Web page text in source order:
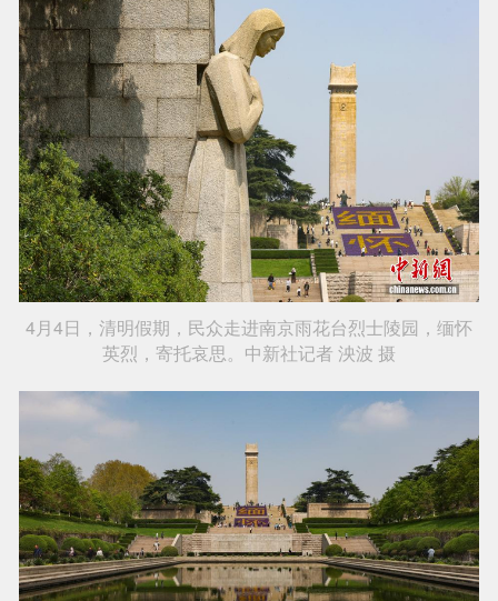
4月4日，清明假期，民众走进南京雨花台烈士陵园，缅怀
英烈，寄托哀思。中新社记者 泱波 摄